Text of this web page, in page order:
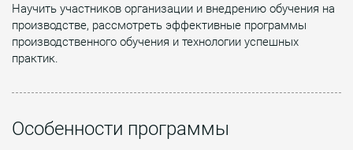
Научить участников организации и внедрению обучения на
производстве, рассмотреть эффективные программы
производственного обучения и технологии успешных
практик.
Особенности программы